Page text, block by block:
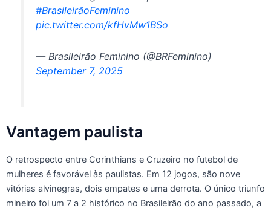
#BrasileirãoFeminino
pic.twitter.com/kfHvMw1BSo
— Brasileirão Feminino (@BRFeminino)
September 7, 2025
Vantagem paulista
O retrospecto entre Corinthians e Cruzeiro no futebol de
mulheres é favorável às paulistas. Em 12 jogos, são nove
vitórias alvinegras, dois empates e uma derrota. O único triunfo
mineiro foi um 7 a 2 histórico no Brasileirão do ano passado, a